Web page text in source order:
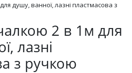
душу, ванної, лазні пластмасова з
2 в 1м для
лазні
з ручкою